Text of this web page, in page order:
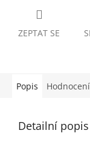
ZEPTAT SE
Popis Hodnocení
Detailní